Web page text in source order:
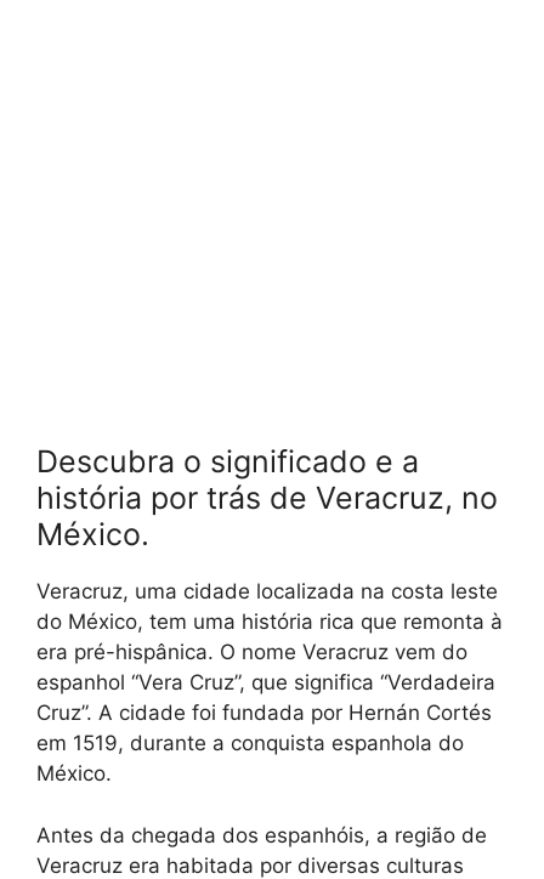
Descubra o significado e a
história por trás de Veracruz, no
México.
Veracruz, uma cidade localizada na costa leste
do México, tem uma história rica que remonta à
era pré-hispânica. O nome Veracruz vem do
espanhol “Vera Cruz”, que significa “Verdadeira
Cruz”. A cidade foi fundada por Hernán Cortés
em 1519, durante a conquista espanhola do
México.
Antes da chegada dos espanhóis, a região de
Veracruz era habitada por diversas culturas